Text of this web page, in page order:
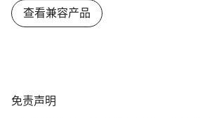
查看兼容产品
免
免责声明